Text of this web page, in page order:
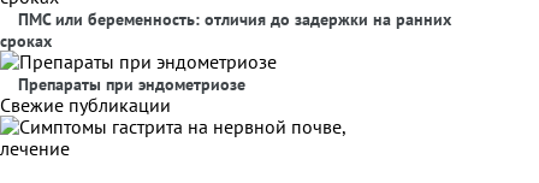
ПМС или беременность: отличия до задержки на ранних
сроках
Препараты при эндометриозе
Свежие публикации